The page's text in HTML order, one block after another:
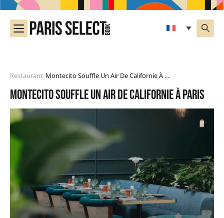
Restaurant• Montecito Souffle Un Air De Californie À Paris
Montecito souffle un air de Californie à Paris